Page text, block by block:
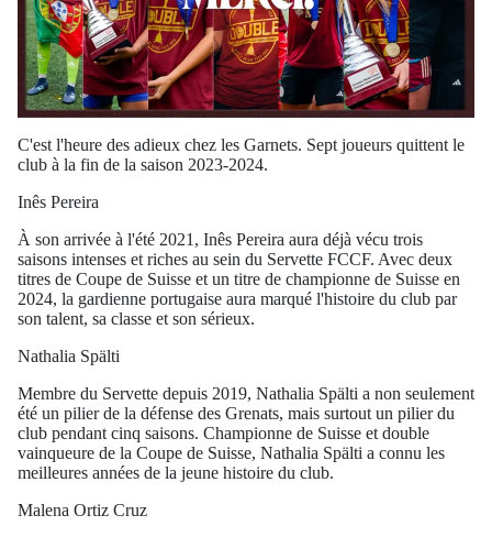
C'est l'heure des adieux chez les Garnets. Sept joueurs quittent le
club à la fin de la saison 2023-2024.
Inês Pereira
À son arrivée à l'été 2021, Inês Pereira aura déjà vécu trois
saisons intenses et riches au sein du Servette FCCF. Avec deux
titres de Coupe de Suisse et un titre de championne de Suisse en
2024, la gardienne portugaise aura marqué l'histoire du club par
son talent, sa classe et son sérieux.
Nathalia Spälti
Membre du Servette depuis 2019, Nathalia Spälti a non seulement
été un pilier de la défense des Grenats, mais surtout un pilier du
club pendant cinq saisons. Championne de Suisse et double
vainqueure de la Coupe de Suisse, Nathalia Spälti a connu les
meilleures années de la jeune histoire du club.
Malena Ortiz Cruz